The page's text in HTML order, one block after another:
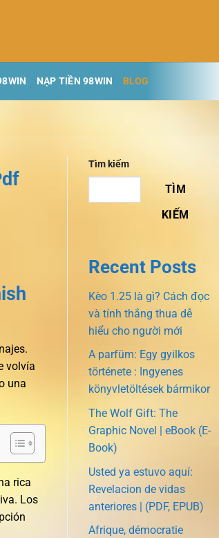
NẠP TIỀN 98WIN BLOG
volvía
una
rica
Los
Tìm kiếm
TÌM
KIẾM
Recent Posts
Kèo 1.25 là gì? Cách đọc
và tính thắng thua dễ
hiểu cho người mới
A parfüm: Egy gyilkos
története : Ingyenes
könyvletöltések bármikor
The Wolf Gift: The
Graphic Novel | eBook (E-
Book)
Usted ya estuvo aquí:
Revelacion de vidas
anteriores | (PDF, EPUB)
Afrique, démocratie